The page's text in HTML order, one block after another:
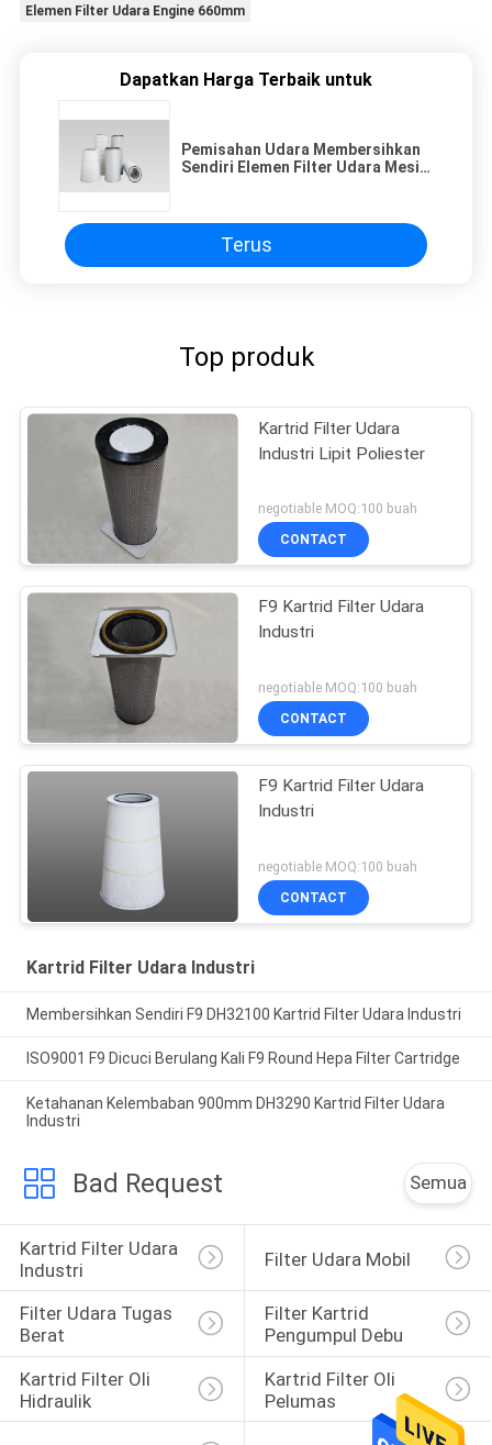
Elemen Filter Udara Engine 660mm
Dapatkan Harga Terbaik untuk
Pemisahan Udara Membersihkan
Sendiri Elemen Filter Udara Mesin
Terus
Top produk
Kartrid Filter Udara
Industri Lipit Poliester
negotiable MOQ:100 buah
CONTACT
F9 Kartrid Filter Udara
Industri
negotiable MOQ:100 buah
CONTACT
F9 Kartrid Filter Udara
Industri
negotiable MOQ:100 buah
CONTACT
Kartrid Filter Udara Industri
Membersihkan Sendiri F9 DH32100 Kartrid Filter Udara Industri
ISO9001 F9 Dicuci Berulang Kali F9 Round Hepa Filter Cartridge
Ketahanan Kelembaban 900mm DH3290 Kartrid Filter Udara
Industri
Bad Request Semua
Kartrid Filter Udara
Industri
Filter Udara Mobil
Filter Udara Tugas
Berat
Filter Kartrid
Pengumpul Debu
Kartrid Filter Oli
Hidraulik
Kartrid Filter Oli
Pelumas